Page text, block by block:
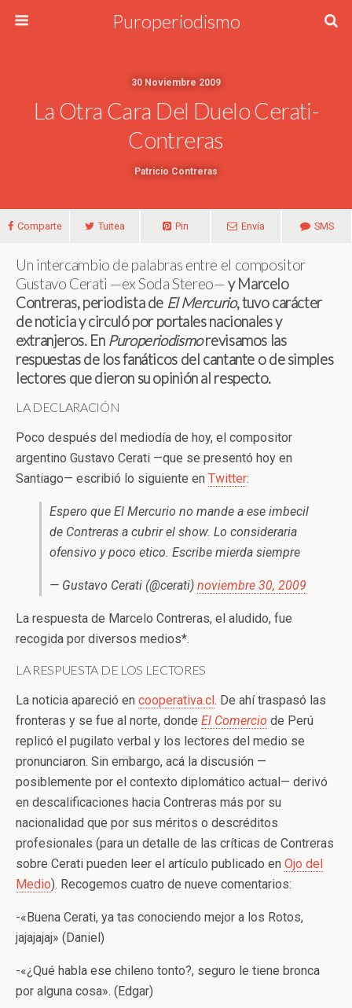
Puroperiodismo
30 Noviembre 2009
La Otra Cara Del Duelo Cerati-
Contreras
Patricio Contreras
Comparte Tuitea Pin Envía SMS
Un intercambio de palabras entre el compositor
Gustavo Cerati —ex Soda Stereo—y Marcelo
Contreras, periodista de El Mercurio, tuvo carácter
de noticia y circuló por portales nacionales y
extranjeros. En Puroperiodismorevisamos las
respuestas de los fanáticos del cantante o de simples
lectores que dieron su opinión al respecto.
LA DECLARACIÓN
Poco después del mediodía de hoy, el compositor
argentino Gustavo Cerati —que se presentó hoy en
Santiago— escribió lo siguiente en Twitter:
Espero que El Mercurio no mande a ese imbecil
de Contreras a cubrir el show. Lo consideraria
ofensivo y poco etico. Escribe mierda siempre
— Gustavo Cerati (@cerati) noviembre 30, 2009
La respuesta de Marcelo Contreras, el aludido, fue
recogida por diversos medios*.
LA RESPUESTA DE LOS LECTORES
La noticia apareció en cooperativa.cl. De ahí traspasó las
fronteras y se fue al norte, donde El Comercio de Perú
replicó el pugilato verbal y los lectores del medio se
pronunciaron. Sin embargo, acá la discusión —
posiblemente por el contexto diplomático actual— derivó
en descalificaciones hacia Contreras más por su
nacionalidad que por sus méritos o descréditos
profesionales (para un detalle de las críticas de Contreras
sobre Cerati pueden leer el artículo publicado en Ojo del
Medio). Recogemos cuatro de nueve comentarios:
-«Buena Cerati, ya tas conociendo mejor a los Rotos,
jajajajaj» (Daniel)
-«¿Qué habla ese chileno tonto?, seguro le tiene bronca
por alguna cosa». (Edgar)